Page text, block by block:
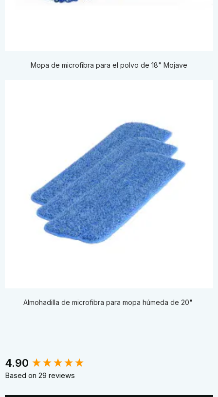
Mopa de microfibra para el polvo de 18" Mojave
Almohadilla de microfibra para mopa húmeda de 20"
4.90
Based on 29 reviews
New content loaded